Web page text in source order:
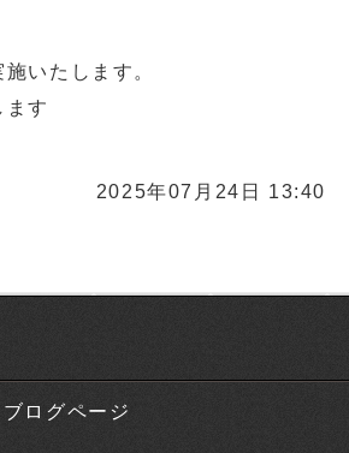
いたします。
す
2025年07月24日 13:40
ブログページ